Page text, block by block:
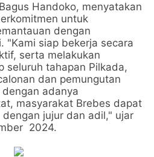
Handoko, menyatakan
untuk
dengan
"Kami siap bekerja secara
serta melakukan
seluruh tahapan Pilkada,
dan pemungutan
adanya
masyarakat Brebes dapat
jujur dan adil," ujar
2024.